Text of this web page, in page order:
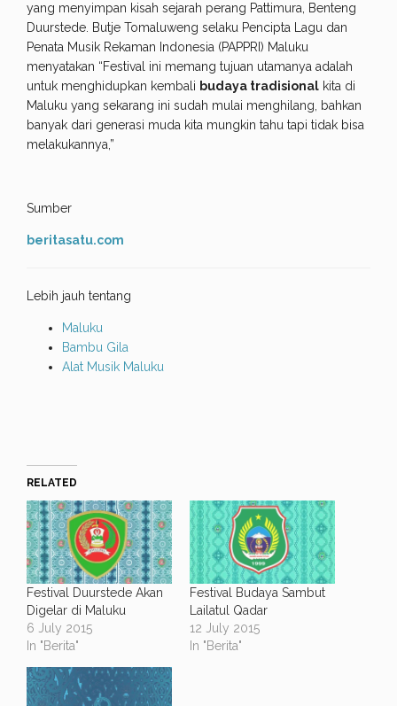
yang menyimpan kisah sejarah perang Pattimura, Benteng
Duurstede. Butje Tomaluweng selaku Pencipta Lagu dan
Penata Musik Rekaman Indonesia (PAPPRI) Maluku
menyatakan “Festival ini memang tujuan utamanya adalah
untuk menghidupkan kembali budaya tradisional kita di
Maluku yang sekarang ini sudah mulai menghilang, bahkan
banyak dari generasi muda kita mungkin tahu tapi tidak bisa
melakukannya,”
Sumber
beritasatu.com
Lebih jauh tentang
Maluku
Bambu Gila
Alat Musik Maluku
RELATED
Festival Duurstede Akan
Digelar di Maluku
6 July 2015
In "Berita"
Festival Budaya Sambut
Lailatul Qadar
12 July 2015
In "Berita"